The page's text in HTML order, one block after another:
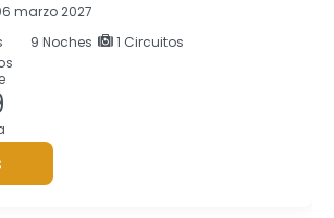
marzo 2027
9 Noches
1 Circuitos